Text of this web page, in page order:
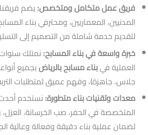
فريق عمل متكامل ومتخصص:يضم
المدنيين، المعماريين، ومحترفي بناء
لتقديم خدمة شاملة من التصميم إلى
خبرة واسعة في بناء المسابح: نمتلك
العملية فيبناء مسابح بالرياضبجميع
جلاس، جاهزة)، وفهم عميق لمتطلبات
معدات وتقنيات بناء متطورة: نستخدم
المتخصصة في الحفر، صب الخرسانة، العزل،
لضمان عملية بناء دقيقة وفعالة وعالية